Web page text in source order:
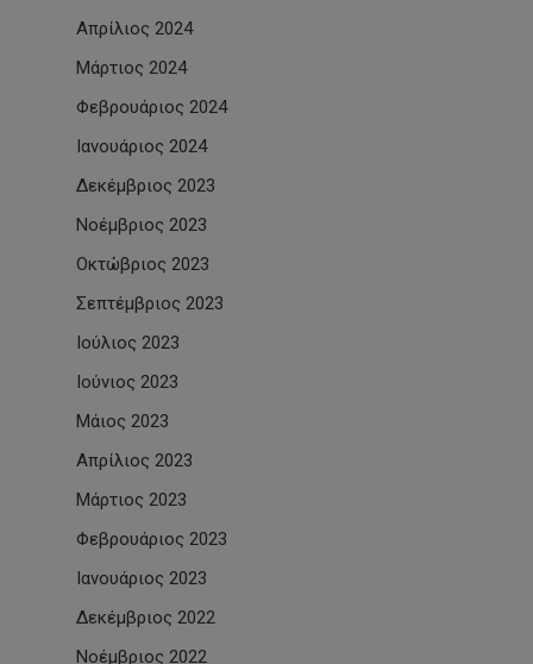
Απρίλιος 2024
Μάρτιος 2024
Φεβρουάριος 2024
Ιανουάριος 2024
Δεκέμβριος 2023
Νοέμβριος 2023
Οκτώβριος 2023
Σεπτέμβριος 2023
Ιούλιος 2023
Ιούνιος 2023
Μάιος 2023
Απρίλιος 2023
Μάρτιος 2023
Φεβρουάριος 2023
Ιανουάριος 2023
Δεκέμβριος 2022
Νοέμβριος 2022